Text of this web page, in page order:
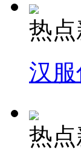
热点
汉
热点